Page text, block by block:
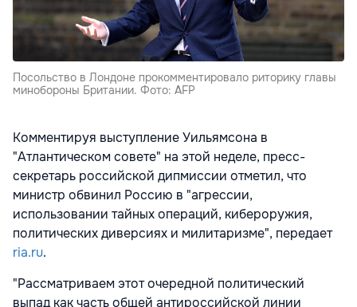
Посольство в Лондоне прокомментировало риторику главы
минобороны Британии. Фото: AFP
Комментируя выступление Уильямсона в
"Атлантическом совете" на этой неделе, пресс-
секретарь российской дипмиссии отметил, что
министр обвинил Россию в "агрессии,
использовании тайных операций, кибероружия,
политических диверсиях и милитаризме", передает
ria.ru.
"Рассматриваем этот очередной политический
выпад как часть общей антироссийской линии